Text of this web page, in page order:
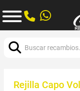
Rejilla Capo